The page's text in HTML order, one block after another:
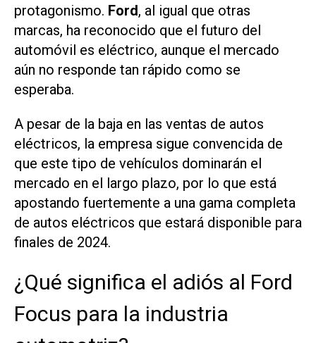
protagonismo. Ford, al igual que otras
marcas, ha reconocido que el futuro del
automóvil es eléctrico, aunque el mercado
aún no responde tan rápido como se
esperaba.
A pesar de la baja en las ventas de autos
eléctricos, la empresa sigue convencida de
que este tipo de vehículos dominarán el
mercado en el largo plazo, por lo que está
apostando fuertemente a una gama completa
de autos eléctricos que estará disponible para
finales de 2024.
¿Qué significa el adiós al Ford
Focus para la industria